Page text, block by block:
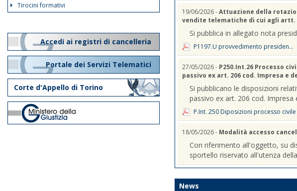
Tirocini formativi
Accedi ai registri di cancelleria
Portale dei Servizi Telematici
Corte d'Appello di Torino
19/06/2026 -Attuazione della
vendite telematiche di cui agli artt.
Si pubblica in allegato nota
P1197.U provvedimento presiden...
27/05/2026 - P250.Int.26 Processo
passivo ex art. 206 cod. Impresa e
Si pubblicano le disposizioni
passivo ex art. 206 cod. Impresa
P.Int. 250 Diposizioni processo
18/05/2026 - Modalità accesso
Con riferimento all'oggetto, su
sportello riservato all'utenza
News